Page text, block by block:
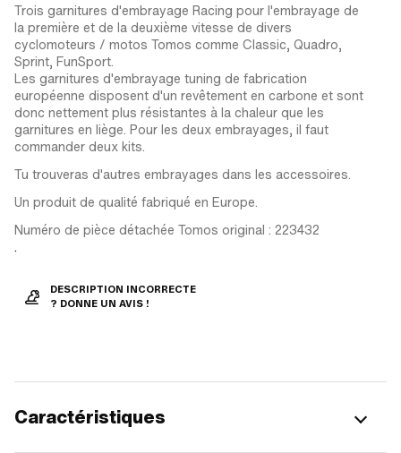
Trois garnitures d'embrayage Racing pour l'embrayage de
la première et de la deuxième vitesse de divers
cyclomoteurs / motos Tomos comme Classic, Quadro,
Sprint, FunSport.
Les garnitures d'embrayage tuning de fabrication
européenne disposent d'un revêtement en carbone et sont
donc nettement plus résistantes à la chaleur que les
garnitures en liège. Pour les deux embrayages, il faut
commander deux kits.
Tu trouveras d'autres embrayages dans les accessoires.
Un produit de qualité fabriqué en Europe.
Numéro de pièce détachée Tomos original : 223432
.
DESCRIPTION INCORRECTE
? DONNE UN AVIS !
Caractéristiques